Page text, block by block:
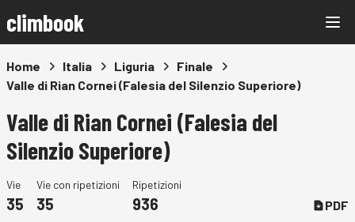
climbook
Home Italia Liguria
Finale
Valle di Rian Cornei (Falesia del Silenzio Superiore)
Valle di Rian Cornei (Falesia del
Silenzio Superiore)
Vie
35
Vie con ripetizioni
35
Ripetizioni
936 PDF